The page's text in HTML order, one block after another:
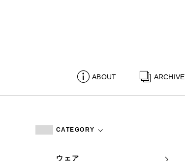
ABOUT ARCHIVE
CATEGORY
ウェア